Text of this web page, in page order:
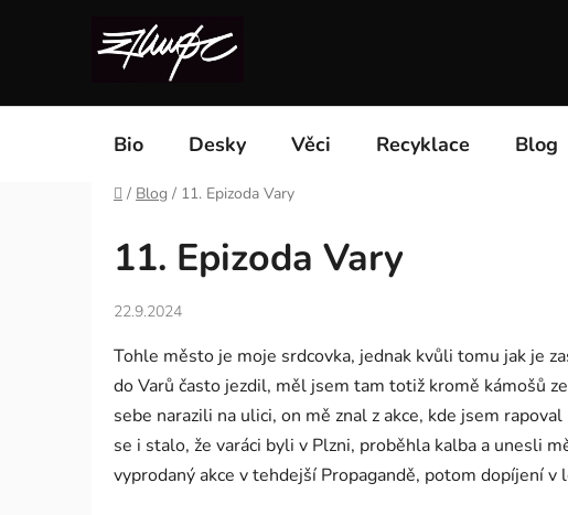
Bio Desky Věci Recyklace Blog
Domů
/ Blog / 11. Epizoda Vary
11. Epizoda Vary
22.9.2024
Tohle město je moje srdcovka, jednak kvůli tomu jak je
do Varů často jezdil, měl jsem tam totiž kromě kámošů
sebe narazili na ulici, on mě znal z akce, kde jsem
se i stalo, že varáci byli v Plzni, proběhla kalba a unesli
vyprodaný akce v tehdejší Propagandě, potom dopíjení